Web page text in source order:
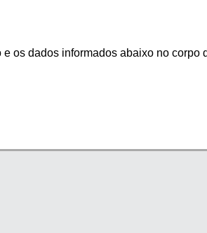
e os dados informados abaixo no corpo